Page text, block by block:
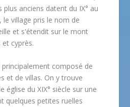
plus anciens datent du IX° au
le village pris le nom de
et s'étendit sur le mont
cyprès.
principalement composé de
et de villas. On y trouve
église du XIX° siècle sur une
quelques petites ruelles